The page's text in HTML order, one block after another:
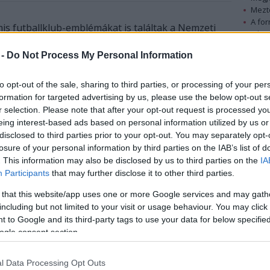
Do Not Process My Personal Information
opt-out of the sale, sharing to third parties, or processing of your
for targeted advertising by us, please use the below opt-out
selection. Please note that after your opt-out request is processed
interest-based ads based on personal information utilized by us
to third parties prior to your opt-out. You may separately
of your personal information by third parties on the IAB’s list of
This information may also be disclosed by us to third parties on the
Participants that may further disclose it to other third parties.
that this website/app uses one or more Google services and may
but not limited to your visit or usage behaviour. You may
to Google and its third-party tags to use your data for below
consent section.
Data Processing Opt Outs
futballklub-emblémákat is találtak a Nemzeti
pénzügyőrei a kedden véget ért mohácsi
kereskedők több mint 40 százaléka
A NAV az MTI-hez szerdán eljuttatott
közleményében azt írta, hogy munkatársaik
mintegy két tucat árusnál vizsgálódtak. A vétkesek
nyugtaadás elmulasztása, adószám nélkül végzett
adóköteles tevékenység, bejelentés nélküli
foglalkoztatás miatt esetenként több százezer
forintos, vagy milliós büntetésre is számíthatnak.
Példaként hozták fel, hogy találkoztak olyan
adószám nélkül dolgozó kereskedővel, aki a
lebukását követően is folytatta tevékenységét.
A
A